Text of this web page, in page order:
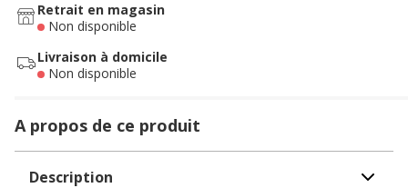
Retrait en magasin
Non disponible
Livraison à domicile
Non disponible
A propos de ce produit
Description